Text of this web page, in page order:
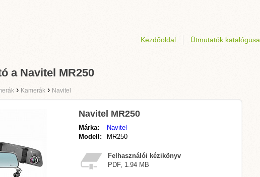
Kezdőoldal Útmutatók katalógusa
a Navitel MR250
› Kamerák › Navitel
Navitel MR250
Márka:
Navitel
Modell:
MR250
Felhasználói kézikönyv
PDF, 1.94 MB